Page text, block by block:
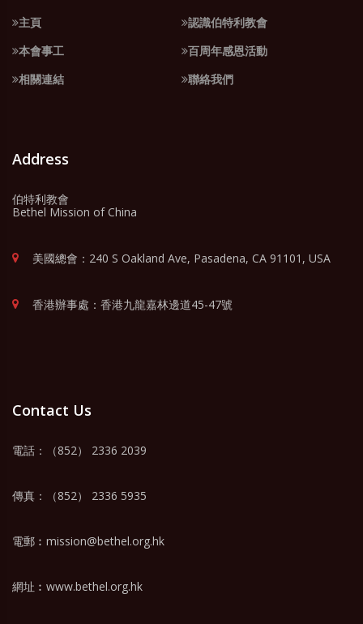
主頁
認識伯特利教會
本會事工
百周年感恩活動
相關連結
聯絡我們
Address
伯特利教會
Bethel Mission of China
美國總會：240 S Oakland Ave, Pasadena, CA 91101, USA
香港辦事處：香港九龍嘉林邊道45-47號
Contact Us
電話：（852） 2336 2039
傳真：（852） 2336 5935
電郵︰ mission@bethel.org.hk
網址︰ www.bethel.org.hk